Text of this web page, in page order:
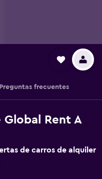
Preguntas frecuentes
Rent A
de carros de alquiler